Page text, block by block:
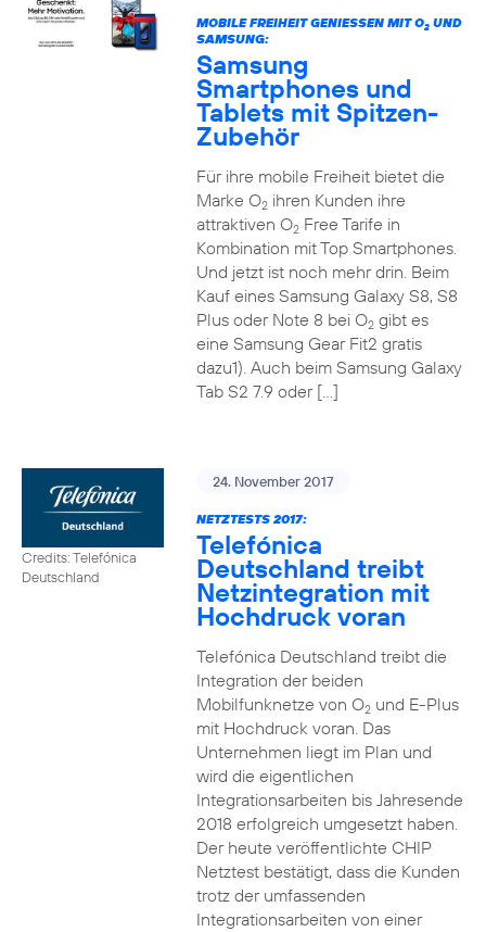
MOBILE FREIHEIT GENIESSEN MIT O 2UND
SAMSUNG:
Samsung
Smartphones und
Tablets mit Spitzen-
Zubehör
Für ihre mobile Freiheit bietet die
Marke O2ihren Kunden ihre
attraktiven O2Free Tarife in
Kombination mit Top Smartphones.
Und jetzt ist noch mehr drin. Beim
Kauf eines Samsung Galaxy S8, S8
Plus oder Note 8 bei O2gibt es
eine Samsung Gear Fit2 gratis
dazu1). Auch beim Samsung Galaxy
Tab S2 7.9 oder […]
Credits: Telefónica
Deutschland
24. November 2017
NETZTESTS 2017:
Telefónica
Deutschland treibt
Netzintegration mit
Hochdruck voran
Telefónica Deutschland treibt die
Integration der beiden
Mobilfunknetze von O2und E-Plus
mit Hochdruck voran. Das
Unternehmen liegt im Plan und
wird die eigentlichen
Integrationsarbeiten bis Jahresende
2018 erfolgreich umgesetzt haben.
Der heute veröffentlichte CHIP
Netztest bestätigt, dass die Kunden
trotz der umfassenden
Integrationsarbeiten von einer